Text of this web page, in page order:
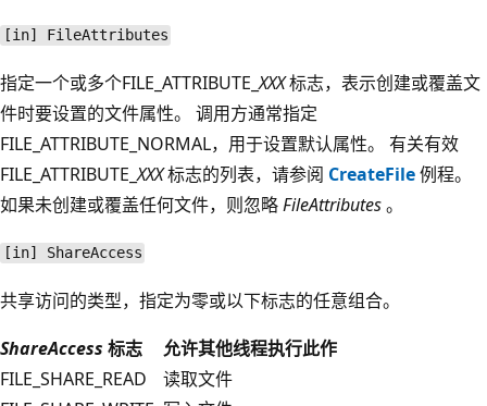
[in] FileAttributes
指定一个或多个FILE_ATTRIBUTE_XXX标志，表示创建或覆盖文
件时要设置的文件属性。 调用方通常指定
FILE_ATTRIBUTE_NORMAL，用于设置默认属性。 有关有效
FILE_ATTRIBUTE_XXX标志的列表，请参阅 CreateFile例程。
如果未创建或覆盖任何文件，则忽略FileAttributes。
[in] ShareAccess
共享访问的类型，指定为零或以下标志的任意组合。
ShareAccess 标志
允许其他线程执行此作
FILE_SHARE_READ
读取文件